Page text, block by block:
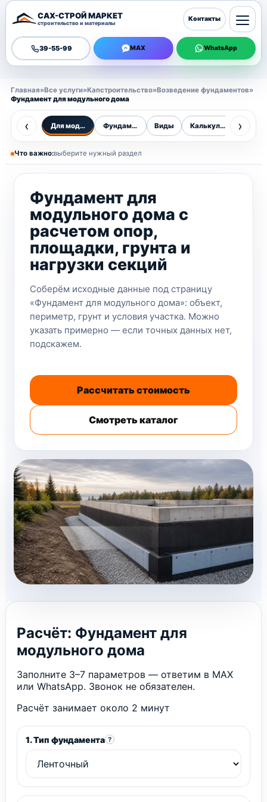
САХ-СТРОЙ МАРКЕТ
строительство и материалы
39-55-99 MAX WhatsApp
Контакты
Главная»Все услуги»Капстроительство»Возведение фундаментов»
Фундамент для модульного дома
‹ Для модульного дома
Фундаменты Виды Калькулятор Цены
›
Что важно:выберите нужный раздел
Фундамент для
модульного дома с
расчетом опор,
площадки, грунта и
нагрузки секций
Соберём исходные данные под страницу
«Фундамент для модульного дома»: объект,
периметр, грунт и условия участка. Можно
указать примерно — если точных данных нет,
подскажем.
Рассчитать стоимость
Смотреть каталог
Расчёт: Фундамент для
модульного дома
Заполните 3–7 параметров — ответим в MAX
или WhatsApp. Звонок не обязателен.
Расчёт занимает около 2 минут
1. Тип фундамента ?